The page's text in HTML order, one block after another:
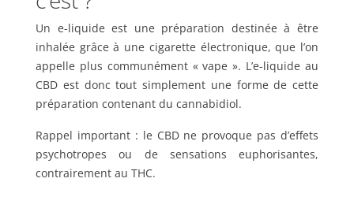
Un e-liquide est une préparation destinée à être
inhalée grâce à une cigarette électronique, que l’on
appelle plus communément « vape ». L’e-liquide au
CBD est donc tout simplement une forme de cette
préparation contenant du cannabidiol.
Rappel important : le CBD ne provoque pas d’effets
psychotropes ou de sensations euphorisantes,
contrairement au THC.